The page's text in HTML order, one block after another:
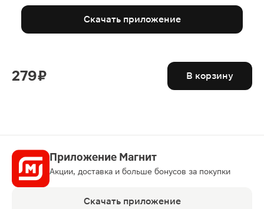
Скачать приложение
279 ₽ В корзину
Приложение Магнит
Акции, доставка и больше бонусов за покупки
Скачать приложение